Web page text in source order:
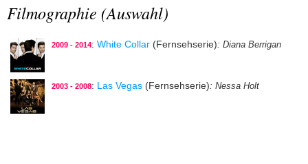
Filmographie (Auswahl)
2009 - 2014: White Collar (Fernsehserie): Diana Berrigan
2003 - 2008: Las Vegas (Fernsehserie): Nessa Holt